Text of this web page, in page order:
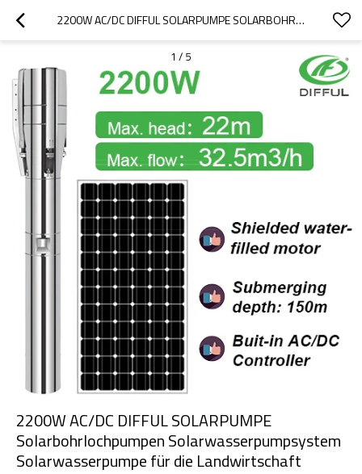
2200W AC/DC DIFFUL SOLARPUMPE SOLARBOHRLOCHPUMPEN SOLARWASSERPUMPSYSTEM SOLARWASSERPUMPE FÜR DIE LANDWIRTSCHAFT
1 / 5
2200W AC/DC DIFFUL SOLARPUMPE
Solarbohrlochpumpen Solarwasserpumpsystem
Solarwasserpumpe für die Landwirtschaft